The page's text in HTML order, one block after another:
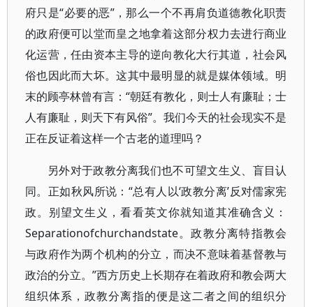
府只是“必要的恶”，那么一个不再肩负道德教化职责
的政府便可以堂而皇之地拿着这部分权力去进行商业
化运营，任由资本主导的逆向教化大行其道，社会风
俗也因此而大坏。这其中最明显的就是媒体领域。明
末的顾亭林曾有言：“朝廷有教化，则士人有廉耻；士
人有廉耻，则天下有风俗”。我们今天的社会现实不是
正在反证着这样一个古老的道理吗？
另外对于政教分离我们也不可望文生义、盲目认
同。正如秋风所说：“总有人以‘政教分离’反对儒家宪
政。别望文生义，看看英文你就知道其准确含义：
Separationofchurchandstate。政教分离特指教会
与政府作为两个机构的分立，而决不意味着基督教与
政治的分立。”西方历史上长期存在着政府和教会两大
组织体系，政教分离指的便是这二者之间的组织分